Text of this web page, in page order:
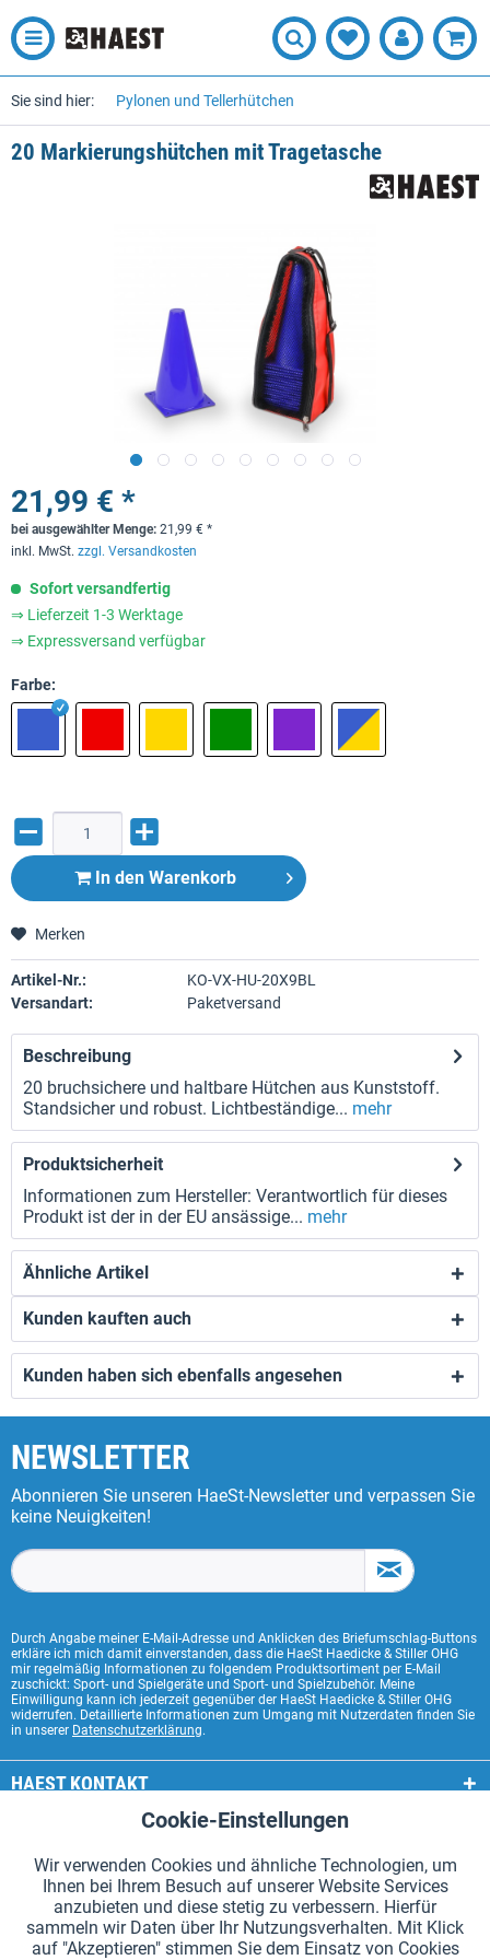
Sie sind hier: Pylonen und Tellerhütchen
20 Markierungshütchen mit Tragetasche
21,99 € *
bei ausgewählter Menge: 21,99 € *
inkl. MwSt. zzgl. Versandkosten
Sofort versandfertig
⇒ Lieferzeit 1-3 Werktage
⇒ Expressversand verfügbar
Farbe:
In den Warenkorb
Merken
Artikel-Nr.:
KO-VX-HU-20X9BL
Versandart:
Paketversand
Beschreibung
20 bruchsichere und haltbare Hütchen aus Kunststoff.
Standsicher und robust. Lichtbeständige... mehr
Produktsicherheit
Informationen zum Hersteller: Verantwortlich für dieses
Produkt ist der in der EU ansässige... mehr
Ähnliche Artikel
Kunden kauften auch
Kunden haben sich ebenfalls angesehen
NEWSLETTER
Abonnieren Sie unseren HaeSt-Newsletter und verpassen Sie
keine Neuigkeiten!
Durch Angabe meiner E-Mail-Adresse und Anklicken des Briefumschlag-Buttons
erkläre ich mich damit einverstanden, dass die HaeSt Haedicke & Stiller OHG
mir regelmäßig Informationen zu folgendem Produktsortiment per E-Mail
zuschickt: Sport- und Spielgeräte und Sport- und Spielzubehör. Meine
Einwilligung kann ich jederzeit gegenüber der HaeSt Haedicke & Stiller OHG
widerrufen. Detaillierte Informationen zum Umgang mit Nutzerdaten finden Sie
in unserer Datenschutzerklärung.
HAEST KONTAKT
HAEST SHOP SERVICE
ALLGEMEINE INFORMATIONEN
ZAHLUNGSARTEN
Aktiv
Tracking Aktiv
Cookie-Einstellungen
Wir verwenden Cookies und ähnliche Technologien, um
Ihnen bei Ihrem Besuch auf unserer Website Services
anzubieten und diese stetig zu verbessern. Hierfür
sammeln wir Daten über Ihr Nutzungsverhalten. Mit Klick
auf "Akzeptieren" stimmen Sie dem Einsatz von Cookies